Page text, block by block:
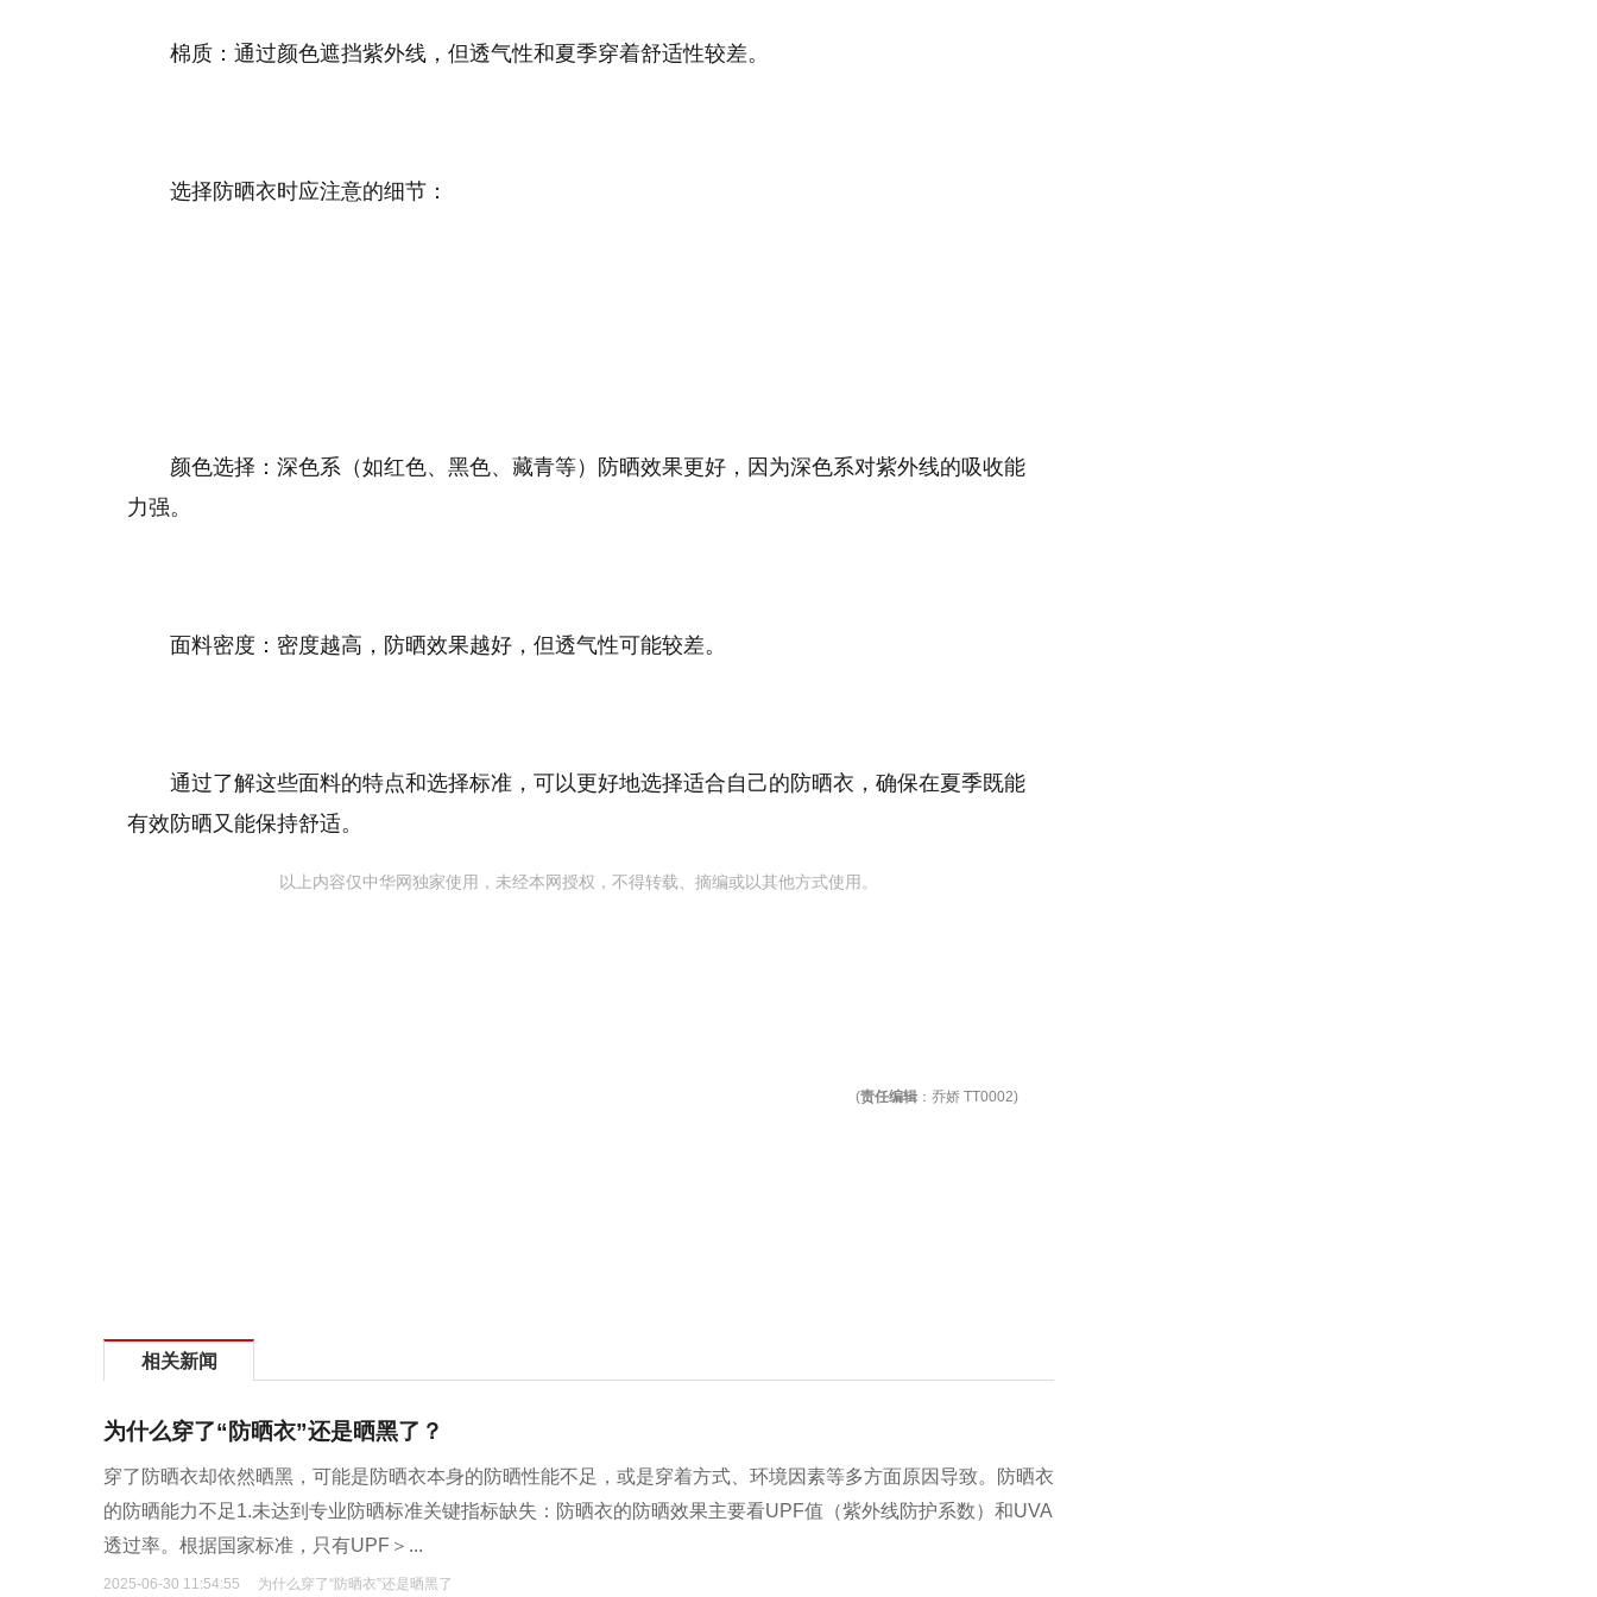
‌棉质‌：通过颜色遮挡紫外线，但透气性和夏季穿着舒适性较差。
‌选择防晒衣时应注意的细节‌：
‌颜色选择‌：深色系（如红色、黑色、藏青等）防晒效果更好，因为深色系对紫外线的吸收能
力强‌。
‌面料密度‌：密度越高，防晒效果越好，但透气性可能较差‌。
通过了解这些面料的特点和选择标准，可以更好地选择适合自己的防晒衣，确保在夏季既能
有效防晒又能保持舒适。
以上内容仅中华网独家使用，未经本网授权，不得转载、摘编或以其他方式使用。
(责任编辑 ：乔娇 TT0002)
相关新闻
为什么穿了“防晒衣”还是晒黑了？
穿了防晒衣却依然晒黑，可能是防晒衣本身的防晒性能不足，或是穿着方式、环境因素等多方面原因导致。防晒衣
的防晒能力不足1.未达到专业防晒标准关键指标缺失：防晒衣的防晒效果主要看UPF值（紫外线防护系数）和UVA
透过率。根据国家标准，只有UPF＞...
2025-06-30 11:54:55 为什么穿了“防晒衣”还是晒黑了